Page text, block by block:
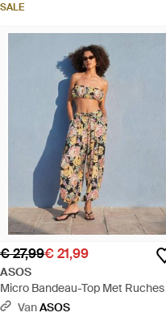
SALE
€ 27,99€ 21,99
ASOS
Micro Bandeau-Top Met Ruches
Aan De Zoom En Bloemenprint,
VanASOS